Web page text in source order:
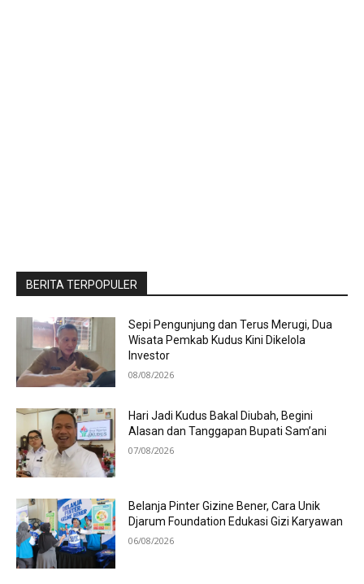
BERITA TERPOPULER
Sepi Pengunjung dan Terus Merugi, Dua
Wisata Pemkab Kudus Kini Dikelola
Investor
08/08/2026
Hari Jadi Kudus Bakal Diubah, Begini
Alasan dan Tanggapan Bupati Sam’ani
07/08/2026
Belanja Pinter Gizine Bener, Cara Unik
Djarum Foundation Edukasi Gizi Karyawan
06/08/2026